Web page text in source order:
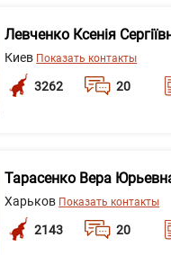
Левченко Ксенія
Киев Показать контакты
3262 20
Тарасенко Вера
Харьков Показать контакты
2143 20